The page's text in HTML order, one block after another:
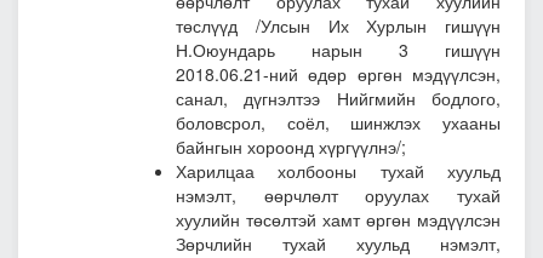
төслүүд /Улсын Их Хурлын гишүүн
Н.Оюундарь нарын 3 гишүүн
2018.06.21-ний өдөр өргөн мэдүүлсэн,
санал, дүгнэлтээ Нийгмийн бодлого,
боловсрол, соёл, шинжлэх ухааны
байнгын хороонд хүргүүлнэ/;
Харилцаа холбооны тухай хуульд
нэмэлт, өөрчлөлт оруулах тухай
хуулийн төсөлтэй хамт өргөн мэдүүлсэн
Зөрчлийн тухай хуульд нэмэлт,